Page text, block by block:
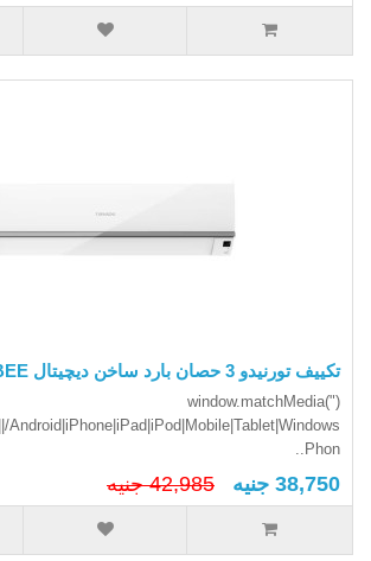
تكييف تورنيدو 3 حصان بارد ساخن ديچيتال TY-C24BEE
(window.matchMedia("
Phon..
38,750 جنيه 42,985 جنيه